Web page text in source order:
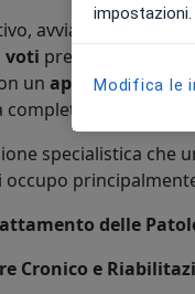
avviato con una
presso
un approccio
e mirata.
specialistica che
delle
Cronico e
impostazioni.
Modifica le